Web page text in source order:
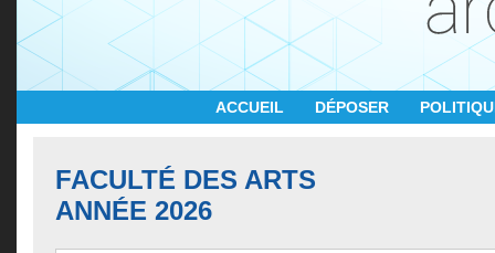
ACCUEIL DÉPOSER
FACULTÉ DES ARTS
ANNÉE 2026